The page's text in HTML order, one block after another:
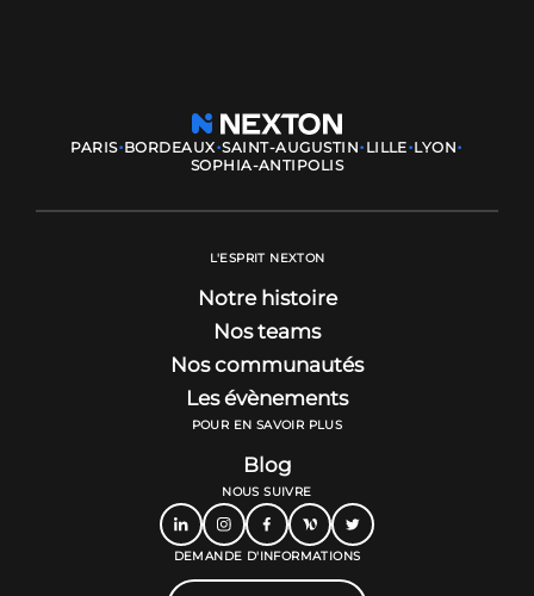
PARIS·BORDEAUX·SAINT-AUGUSTIN· LILLE·LYON·
SOPHIA-ANTIPOLIS
L'ESPRIT NEXTON
Notre histoire
Nos teams
Nos communautés
Les évènements
POUR EN SAVOIR PLUS
Blog
NOUS SUIVRE
DEMANDE D'INFORMATIONS